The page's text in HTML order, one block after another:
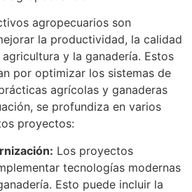
agropecuarios son
la productividad, la calidad
y la ganadería. Estos
por optimizar los sistemas de
agrícolas y ganaderas
se profundiza en varios
proyectos:
Los proyectos
tecnologías modernas
Esto puede incluir la